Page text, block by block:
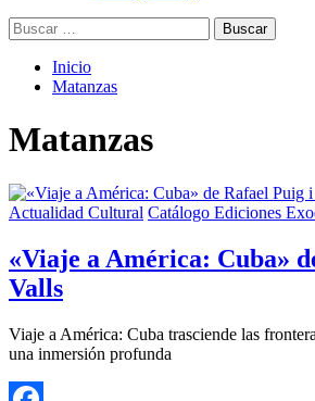
Buscar:
Inicio
Matanzas
Matanzas
Actualidad Cultural Catálogo Ediciones
«Viaje a América: Cuba»
Valls
Viaje a América: Cuba trasciende las
una inmersión profunda